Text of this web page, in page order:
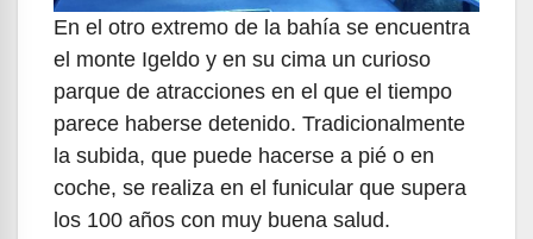
En el otro extremo de la bahía se encuentra
el monte Igeldo y en su cima un curioso
parque de atracciones en el que el tiempo
parece haberse detenido. Tradicionalmente
la subida, que puede hacerse a pié o en
coche, se realiza en el funicular que supera
los 100 años con muy buena salud.